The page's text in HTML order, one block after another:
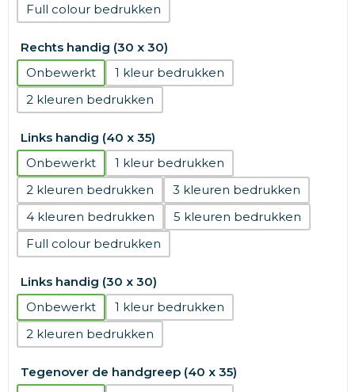
Full colour
Rechts handig (30 x 30)
Onbewerkt
1
2
Links handig (40 x 35)
Onbewerkt
1
2
3
4
5
Full colour
Links handig (30 x 30)
Onbewerkt
1
2
Tegenover de handgreep (40 x 35)